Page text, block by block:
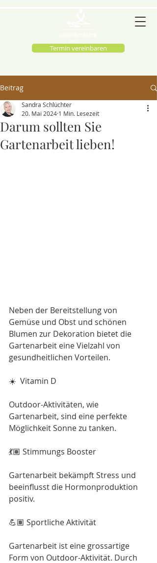
Termin vereinbaren
Beitrag
Darum sollten Sie
Gartenarbeit lieben!
Sandra Schlüchter
20. Mai 2024 1 Min. Lesezeit
Neben der Bereitstellung von
Gemüse und Obst und schönen
Blumen zur Dekoration bietet die
Gartenarbeit eine Vielzahl von
gesundheitlichen Vorteilen.
☀️  Vitamin D
Outdoor-Aktivitäten, wie
Gartenarbeit, sind eine perfekte
Möglichkeit Sonne zu tanken.
💃🏽 Stimmungs Booster
Gartenarbeit bekämpft Stress und
beeinflusst die Hormonproduktion
positiv.
💪🏽 Sportliche Aktivität
Gartenarbeit ist eine grossartige
Form von Outdoor-Aktivität. Durch